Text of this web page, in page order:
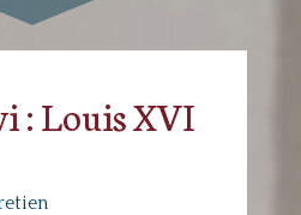
: Louis XVI